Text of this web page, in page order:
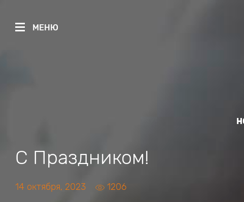
МЕНЮ
С Праздником!
14 октября, 2023 1206